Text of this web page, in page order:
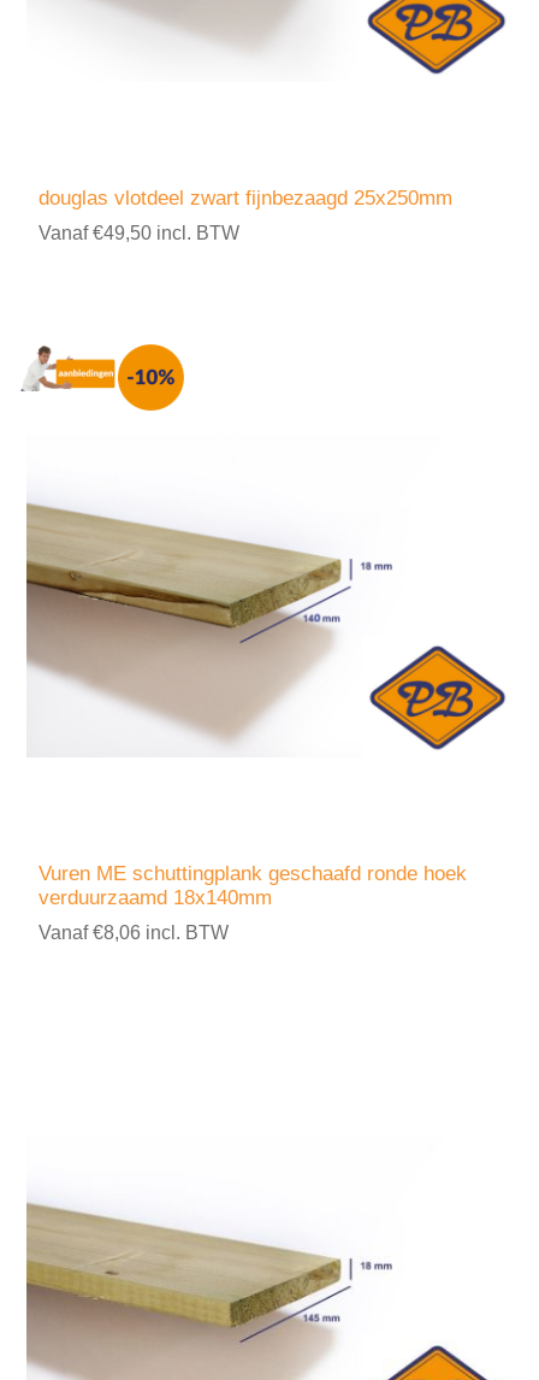
douglas vlotdeel zwart fijnbezaagd 25x250mm
Vanaf €49,50 incl. BTW
Vuren ME schuttingplank geschaafd ronde hoek
verduurzaamd 18x140mm
Vanaf €8,06 incl. BTW